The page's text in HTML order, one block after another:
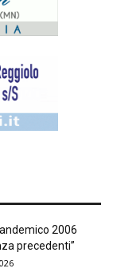
2006
precedenti”